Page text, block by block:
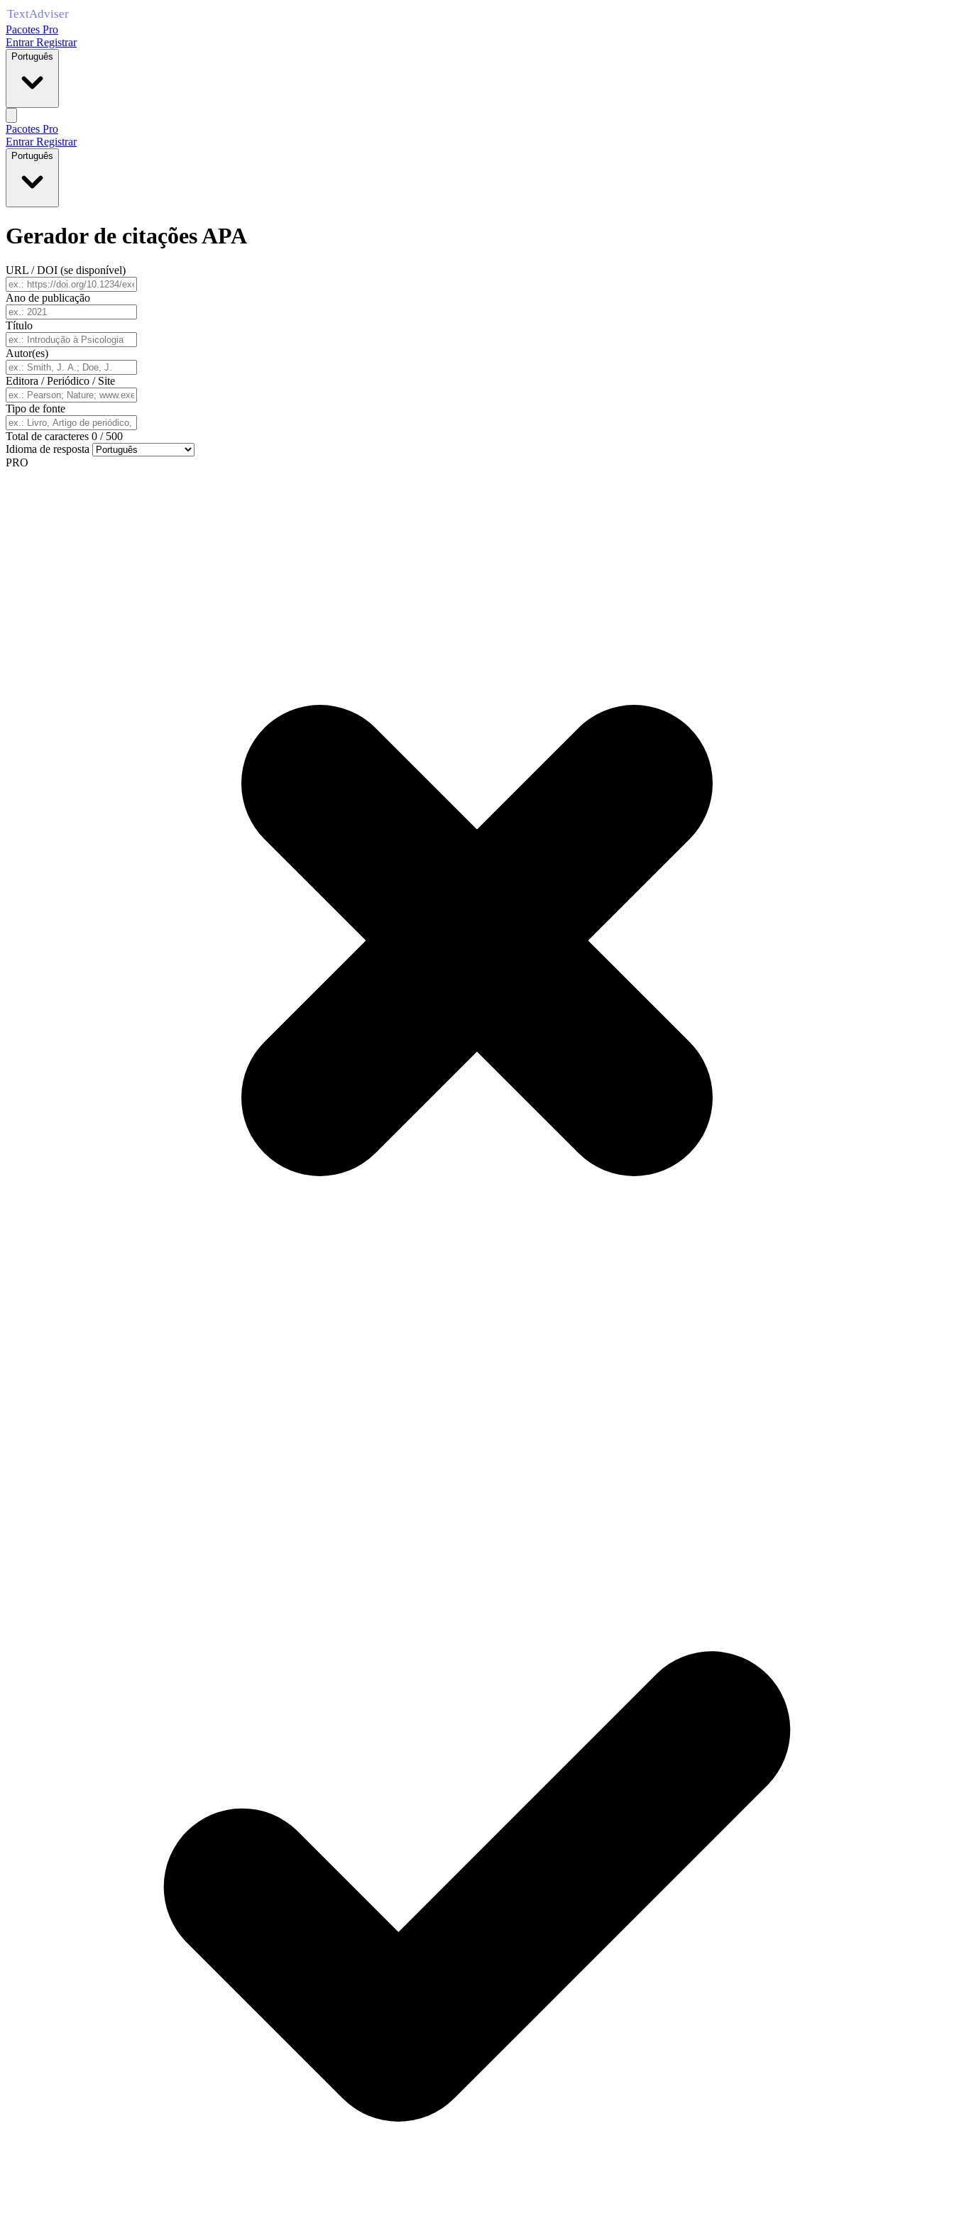
Pacotes Pro
EntrarRegistrar
Português
Pacotes Pro
EntrarRegistrar
Português
Gerador de citações APA
URL / DOI (se disponível)
Ano de publicação
Título
Autor(es)
Editora / Periódico / Site
Tipo de fonte
Total de caracteres 0 / 500
Idioma de resposta
PRO